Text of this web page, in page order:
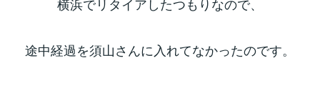
途中経過を須山さんに入れてなかったのです。